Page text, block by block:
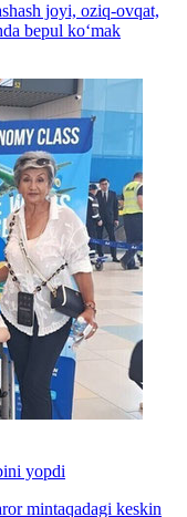
joyi, oziq-ovqat,
bepul ko‘mak
yopdi
mintaqadagi keskin